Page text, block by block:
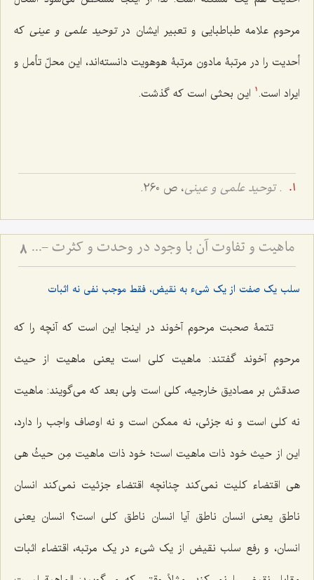
مرحوم علامه طباطبایی و تعبیر ایشان درتوحید علمی و عینیکه
أحدیت را در مرتبۀ مادون مرتبۀ هوهویت دانسته‌اند، این محلّ تأمل و
ایراد است. 1 این بحثی است که گذشت.
.توحید علمی و عینی، ص 260.
ماهیت و تفاوت آن با وجود در وحدت و کثرت - تحلیل جایگاه احدیت و واحدیت در هویت ذات باری‌تعالی 8
سلب یک صفت از یک شیء به نقیض، فقط موجب نفی نه اثبات
تتمۀ صحبت مرحوم آخوند در اینجا این است که آنچه را که
مرحوم آخوند گفتند: ماهیت کلی است یعنی ماهیت از حیث
صدقش بر مصادیق خارجیه، کلی است ولی بعد که می‌گویند: ماهیت
نه کلی است و نه جزئی، نه ممکن است و نه اوصاف واجب را دارد،
این از حیث خود ذات ماهیت است؛ خود ذات ماهیت مِن حیثُ هی
هی اقتضاء کلیت نمی‌کند چنانچه اقتضاء جزئیت نمی‌کند انسان
ناطق یعنی انسان ناطق آیا انسان ناطق کلی است؟ انسان یعنی
انسان، و رفع سلب نقیض از یک شیء در یک مرتبه، اقتضاء اثبات